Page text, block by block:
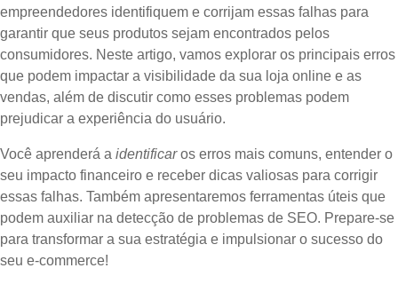
empreendedores identifiquem e corrijam essas falhas para
garantir que seus produtos sejam encontrados pelos
consumidores. Neste artigo, vamos explorar os principais erros
que podem impactar a visibilidade da sua loja online e as
vendas, além de discutir como esses problemas podem
prejudicar a experiência do usuário.
Você aprenderá a identificaros erros mais comuns, entender o
seu impacto financeiro e receber dicas valiosas para corrigir
essas falhas. Também apresentaremos ferramentas úteis que
podem auxiliar na detecção de problemas de SEO. Prepare-se
para transformar a sua estratégia e impulsionar o sucesso do
seu e-commerce!